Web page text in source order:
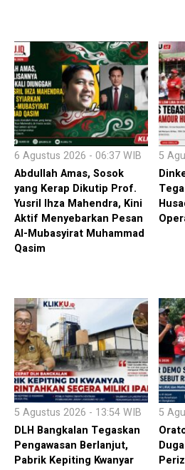
6 Agustus 2026 - 06:37 WIB
Abdullah Amas, Sosok
yang Kerap Dikutip Prof.
Yusril Ihza Mahendra, Kini
Aktif Menyebarkan Pesan
Al-Mubasyirat Muhammad
Qasim
5
5 Agustus 2026 - 13:54 WIB
DLH Bangkalan Tegaskan
Pengawasan Berlanjut,
Pabrik Kepiting Kwanyar
5